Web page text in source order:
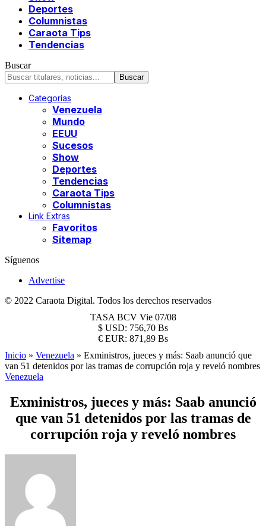
Deportes
Columnistas
Caraota Tips
Tendencias
Buscar
Categorías
Venezuela
Mundo
EEUU
Sucesos
Show
Deportes
Tendencias
Caraota Tips
Columnistas
Link Extras
Favoritos
Sitemap
Síguenos
Advertise
© 2022 Caraota Digital. Todos los derechos reservados
TASA BCV Vie 07/08
$ USD: 756,70 Bs
€ EUR: 871,89 Bs
Inicio » Venezuela » Exministros, jueces y más: Saab anunció que
van 51 detenidos por las tramas de corrupción roja y reveló nombres
Venezuela
Exministros, jueces y más: Saab anunció
que van 51 detenidos por las tramas de
corrupción roja y reveló nombres